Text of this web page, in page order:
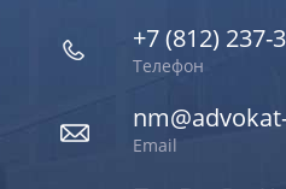
+7 (812) 237-
Телефон
Email